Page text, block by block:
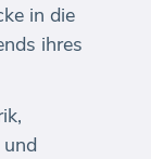
in die
ihres